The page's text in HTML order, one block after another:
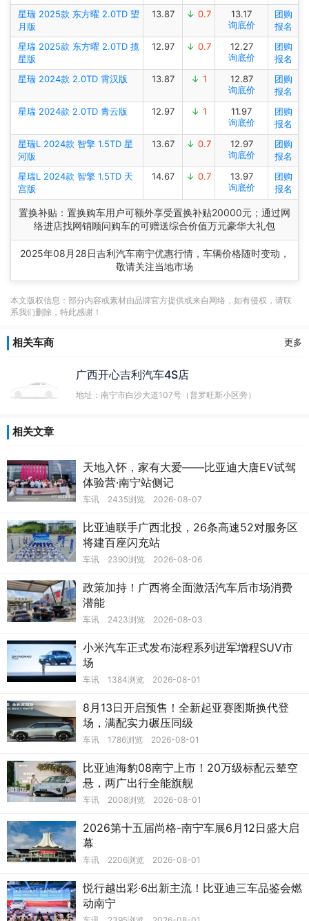
星瑞 2025款 东方曜 2.0TD 望
月版
13.87 ↓ 0.7
13.17
询底价
团购
报名
星瑞 2025款 东方曜 2.0TD 揽
星版
12.97 ↓ 0.7
12.27
询底价
团购
报名
星瑞 2024款 2.0TD 霄汉版
13.87 ↓ 1
12.87
询底价
团购
报名
星瑞 2024款 2.0TD 青云版
12.97 ↓ 1
11.97
询底价
团购
报名
星瑞L 2024款 智擎 1.5TD 星
河版
13.67 ↓ 0.7
12.97
询底价
团购
报名
星瑞L 2024款 智擎 1.5TD 天
宫版
14.67 ↓ 0.7
13.97
询底价
团购
报名
置换补贴：置换购车用户可额外享受置换补贴20000元；通过网
络进店找网销顾问购车的可赠送综合价值万元豪华大礼包
2025年08月28日吉利汽车南宁优惠行情，车辆价格随时变动，
敬请关注当地市场
本文版权信息：部分内容或素材由品牌官方提供或来自网络，如有侵权，请联
系我们删除，特此感谢！
相关车商 更多
广西开心吉利汽车4S店
地址：南宁市白沙大道107号（普罗旺斯小区旁）
相关文章
天地入怀，家有大爱——比亚迪大唐EV试驾
体验营·南宁站侧记
车讯 2435浏览 2026-08-07
比亚迪联手广西北投，26条高速52对服务区
将建百座闪充站
车讯 2390浏览 2026-08-06
政策加持！广西将全面激活汽车后市场消费
潜能
车讯 2423浏览 2026-08-03
小米汽车正式发布澎程系列进军增程SUV市
场
车讯 1384浏览 2026-08-01
8月13日开启预售！全新起亚赛图斯换代登
场，满配实力碾压同级
车讯 1786浏览 2026-08-01
比亚迪海豹08南宁上市！20万级标配云辇空
悬，两广出行全能旗舰
车讯 2008浏览 2026-08-01
2026第十五届尚格-南宁车展6月12日盛大启
幕
车讯 2206浏览 2026-08-01
悦行越出彩·6出新主流！比亚迪三车品鉴会燃
动南宁